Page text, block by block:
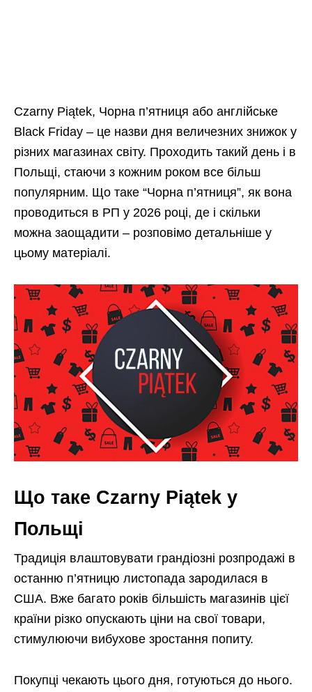
Czarny Piątek, Чорна п’ятниця або англійське
Black Friday – це назви дня величезних знижок у
різних магазинах світу. Проходить такий день і в
Польщі, стаючи з кожним роком все більш
популярним. Що таке “Чорна п’ятниця”, як вона
проводиться в РП у 2026 році, де і скільки
можна заощадити – розповімо детальніше у
цьому матеріалі.
Що таке Czarny Piątek у
Польщі
Традиція влаштовувати грандіозні розпродажі в
останню п’ятницю листопада зародилася в
США. Вже багато років більшість магазинів цієї
країни різко опускають ціни на свої товари,
стимулюючи вибухове зростання попиту.
Покупці чекають цього дня, готуються до нього.